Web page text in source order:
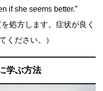
if she seems better.”
処方します。症状が良く
ください。）
学ぶ方法